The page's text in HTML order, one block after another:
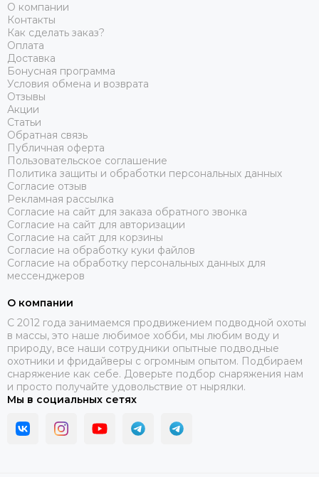
О компании
Контакты
Как сделать заказ?
Оплата
Доставка
Бонусная программа
Условия обмена и возврата
Отзывы
Акции
Статьи
Обратная связь
Публичная оферта
Пользовательское соглашение
Политика защиты и обработки персональных данных
Согласие отзыв
Рекламная рассылка
Согласие на сайт для заказа обратного звонка
Согласие на сайт для авторизации
Согласие на сайт для корзины
Согласие на обработку куки файлов
Согласие на обработку персональных данных для
мессенджеров
О компании
C 2012 года занимаемся продвижением подводной охоты
в массы, это наше любимое хобби, мы любим воду и
природу, все наши сотрудники опытные подводные
охотники и фридайверы с огромным опытом. Подбираем
снаряжение как себе. Доверьте подбор снаряжения нам
и просто получайте удовольствие от нырялки.
Мы в социальных сетях